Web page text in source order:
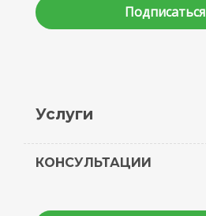
Подписаться
Услуги
КОНСУЛЬТАЦИИ